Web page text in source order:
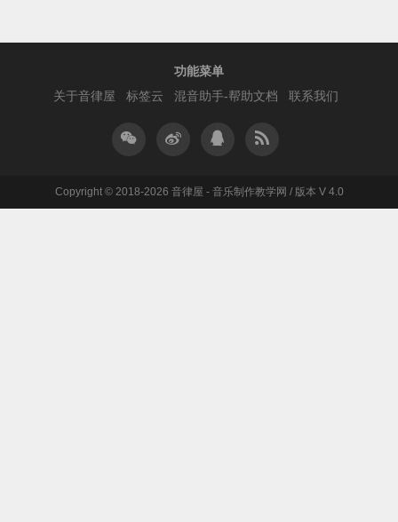
功能菜单
关于音律屋
标签云 混音助手-帮助文档 联系我们
Copyright © 2018-2026 音律屋 - 音乐制作教学网 / 版本 V 4.0